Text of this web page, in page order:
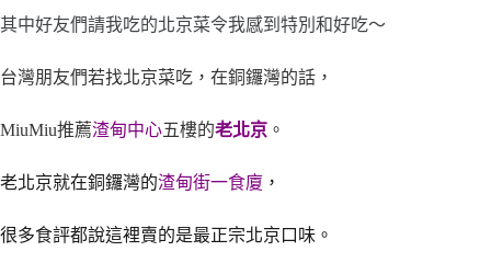
其中好友們請我吃的北京菜令我感到特別和好吃～
台灣朋友們若找北京菜吃，在銅鑼灣的話，
MiuMiu推薦渣甸中心五樓的老北京 。
老北京就在銅鑼灣的渣甸街一食廈 ，
很多食評都說這裡賣的是最正宗北京口味。